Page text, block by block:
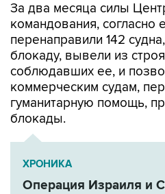
За два месяца силы
командования, согласно
перенаправили 142
блокаду, вывели из
соблюдавших ее, и
коммерческим судам,
гуманитарную помощь,
блокады.
ХРОНИКА
Операция Израиля и